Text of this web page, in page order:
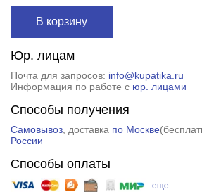
В корзину
Юр. лицам
Почта для запросов: info@kupatika.ru
Информация по работе с юр. лицами
Способы получения
Самовывоз, доставка по Москве(
России
Способы оплаты
еще